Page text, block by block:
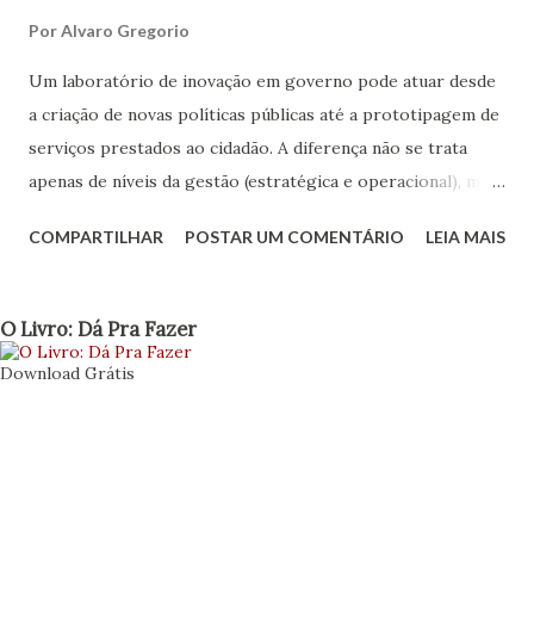
PorAlvaro Gregorio
Um laboratório de inovação em governo pode atuar desde
a criação de novas políticas públicas até a prototipagem de
serviços prestados ao cidadão. A diferença não se trata
apenas de níveis da gestão (estratégica e operacional), mas
seus objetivos e quais valores irá agregar ao governo.
relacionar quesitos, estabelecer limites e buscar as
parcerias certas. Antes de apresentar uma nova
relação sobre os aspectos de construção do laboratório,
COMPARTILHAR POSTAR UM COMENTÁRIO LEIA MAIS
O Livro: Dá Pra Fazer
Download Grátis